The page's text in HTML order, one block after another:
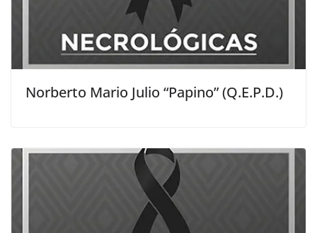
Norberto Mario Julio “Papino” (Q.E.P.D.)